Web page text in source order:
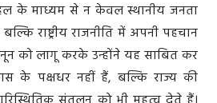
के माध्यम से न केवल स्थानीय जनता
राष्ट्रीय राजनीति में अपनी पहचान
को लागू करके उन्होंने यह साबित कर
के पक्षधर नहीं हैं, बल्कि राज्य की